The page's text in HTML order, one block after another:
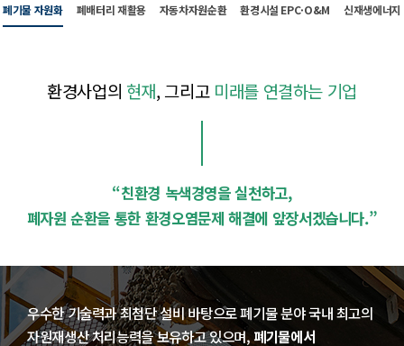
폐기물 자원화 폐배터리 재활용 자동차자원순환 환경시설 EPC·O&M 신재생에너지
환경사업의 현재, 그리고 미래를 연결하는 기업
“친환경 녹색경영을 실천하고,
폐자원 순환을 통한 환경오염문제 해결에 앞장서겠습니다.”
우수한 기술력과 최첨단 설비 바탕으로 폐기물 분야 국내 최고의
자원재생산 처리능력을보유하고 있으며,폐기물에서